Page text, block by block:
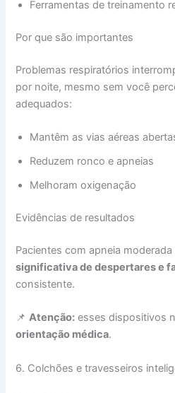
Ferramentas de treinamento
Por que são importantes
Problemas respiratórios
por noite, mesmo sem você
adequados:
Mantêm as vias aéreas
Reduzem ronco e apneias
Melhoram oxigenação
Evidências de resultados
Pacientes com apneia moderada
significativa de despertares e
consistente.
📌Atenção: esses dispositivos
orientação médica.
6. Colchões e travesseiros